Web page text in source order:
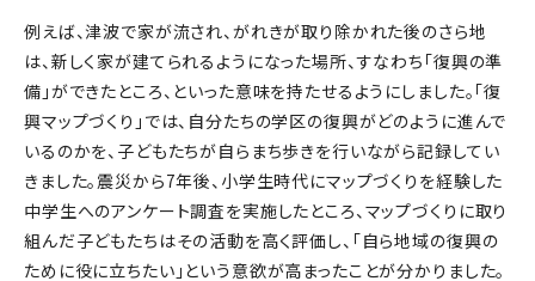
例えば、津波で家が流され、がれきが取り除かれた後のさら地
は、新しく家が建てられるようになった場所、すなわち「復興の準
備」ができたところ、といった意味を持たせるようにしました。「復
興マップづくり」では、自分たちの学区の復興がどのように進んで
いるのかを、子どもたちが自らまち歩きを行いながら記録してい
きました。震災から7年後、小学生時代にマップづくりを経験した
中学生へのアンケート調査を実施したところ、マップづくりに取り
組んだ子どもたちはその活動を高く評価し、「自ら地域の復興の
ために役に立ちたい」という意欲が高まったことが分かりました。